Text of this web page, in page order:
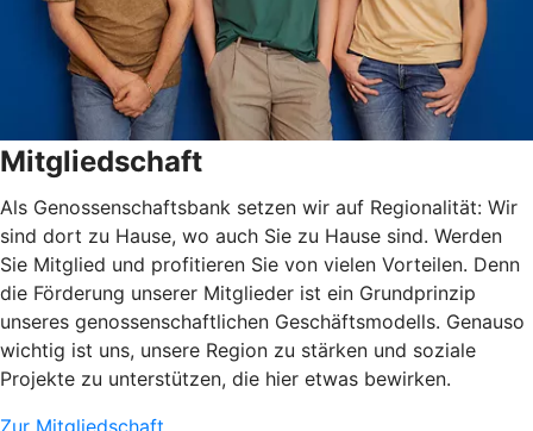
Mitgliedschaft
Als Genossenschaftsbank setzen wir auf Regionalität: Wir
sind dort zu Hause, wo auch Sie zu Hause sind. Werden
Sie Mitglied und profitieren Sie von vielen Vorteilen. Denn
die Förderung unserer Mitglieder ist ein Grundprinzip
unseres genossenschaftlichen Geschäftsmodells. Genauso
wichtig ist uns, unsere Region zu stärken und soziale
Projekte zu unterstützen, die hier etwas bewirken.
Zur Mitgliedschaft